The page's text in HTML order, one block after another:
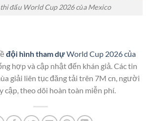
đấu World Cup 2026 của Mexico
đội hình tham dựWorld Cup 2026 của
hợp và cập nhật đến khán giả. Các tin
giải liên tục đăng tải trên 7M cn, người
cập, theo dõi hoàn toàn miễn phí.